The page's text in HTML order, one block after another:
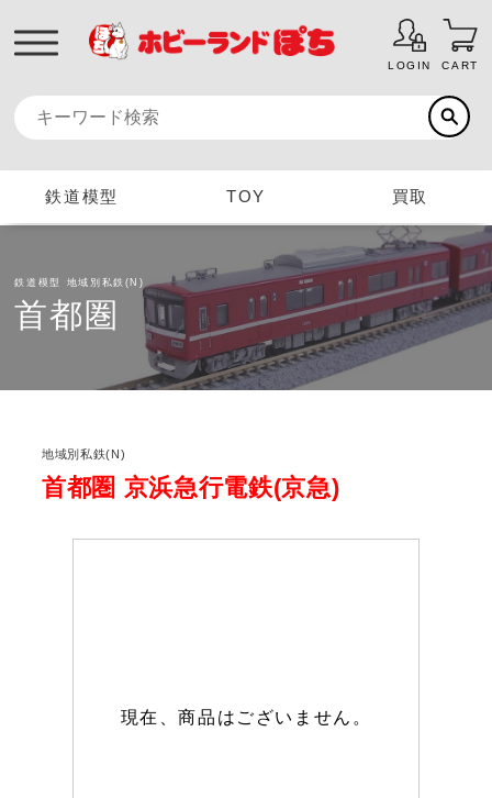
LOGIN CART
鉄道模型 TOY 買取
鉄道模型 地域別私鉄(N)
首都圏
地域別私鉄(N)
首都圏 京浜急行電鉄(京急)
現在、商品はございません。